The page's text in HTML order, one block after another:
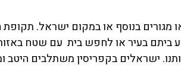
מגורים בנוסף או במקום ישראל.
ביתם בעיר או לחפש בית עם שטח
ישראלים בקפריסין משתלבים היטב